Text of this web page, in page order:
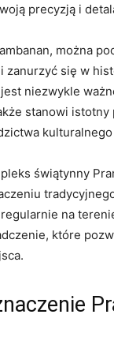
precyzją i
można
zanurzyć się w
niezwykle
stanowi istotny
kulturalnego
świątynny
na
które